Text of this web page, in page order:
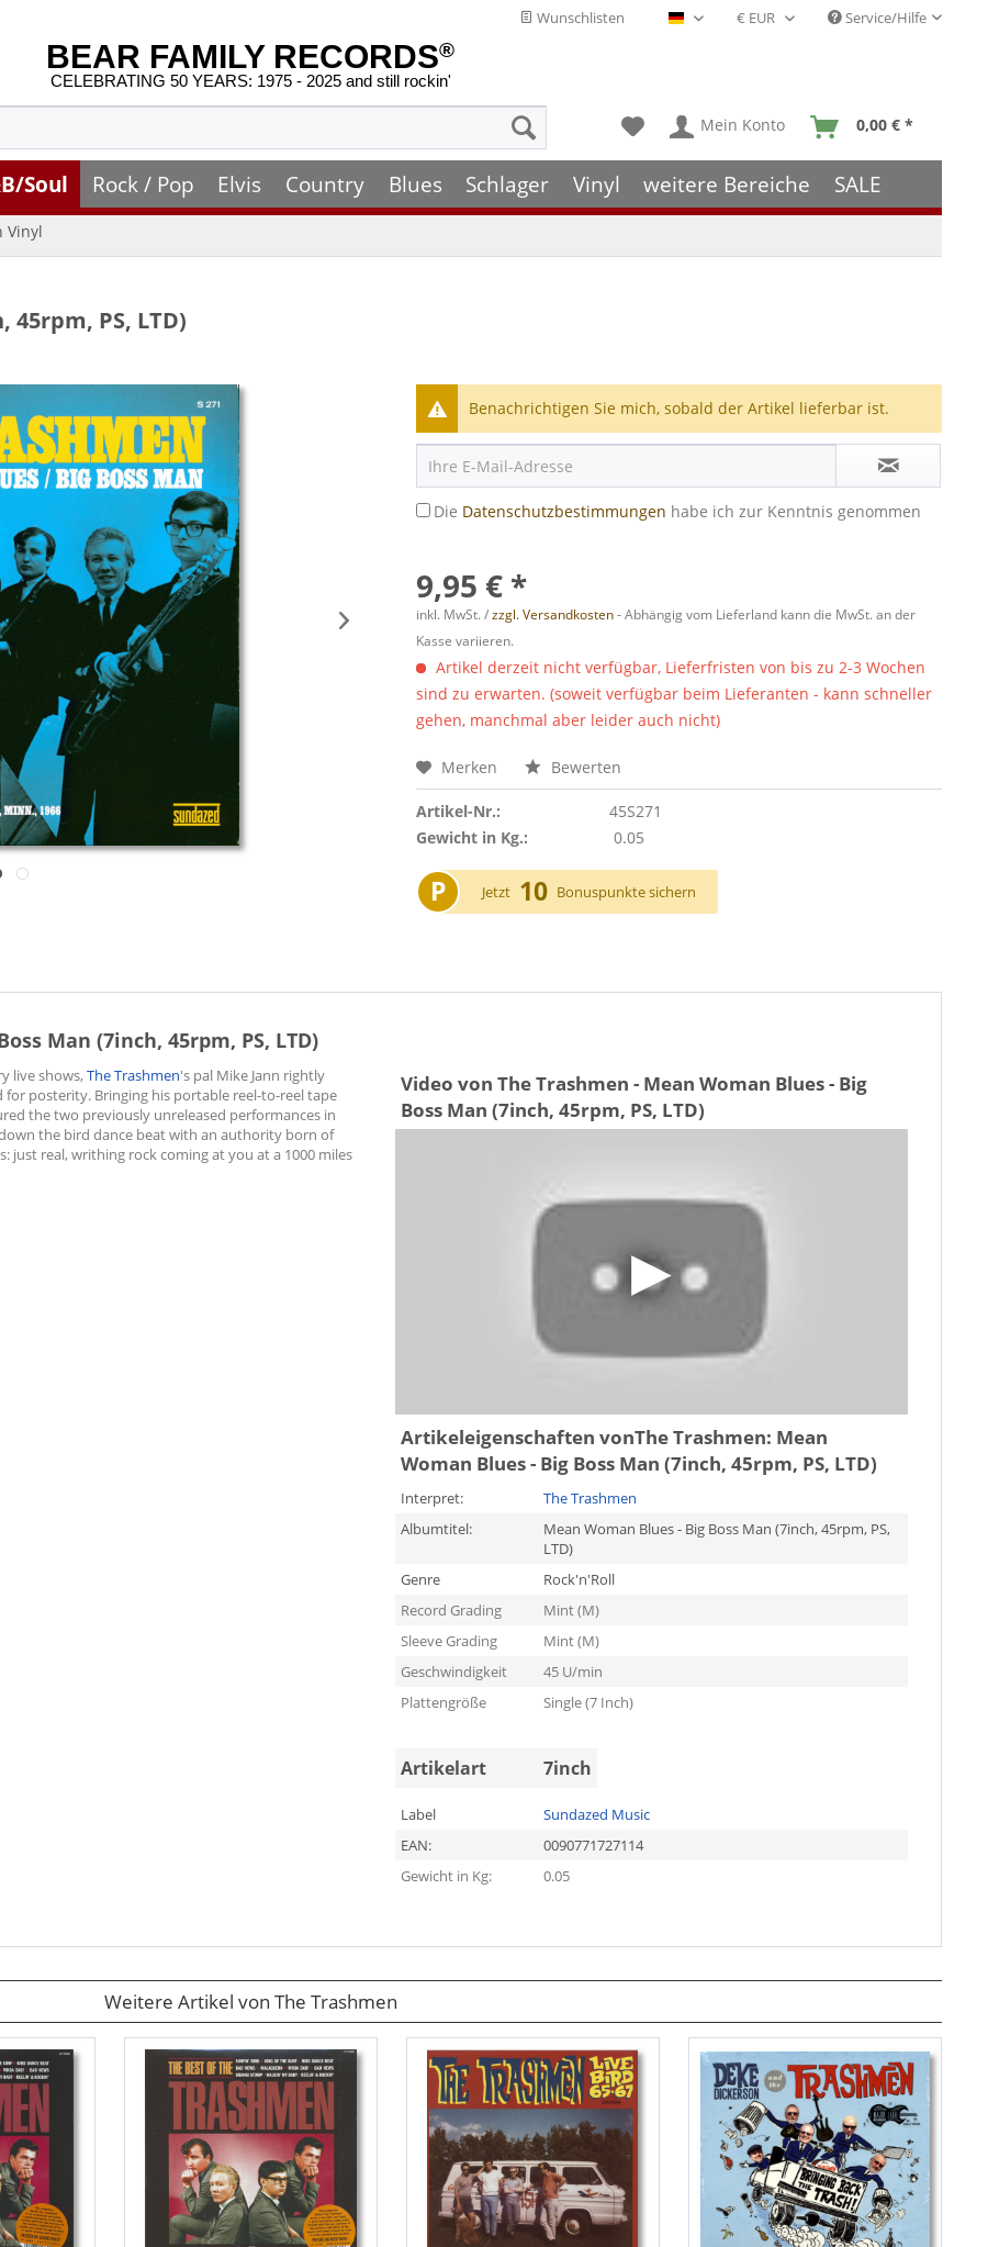
Wunschlisten Deutsch - DE Service/Hilfe
BEAR FAMILY RECORDS®
CELEBRATING 50 YEARS: 1975 - 2025 and still rockin'
Mein Konto 0,00 € *
Soul Rock / Pop Elvis Country Blues Schlager Vinyl weitere Bereiche SALE
Vinyl
45rpm, PS, LTD)
Benachrichtigen Sie mich, sobald der Artikel lieferbar ist.
Die Datenschutzbestimmungen habe ich zur Kenntnis genommen
9,95 € *
inkl. MwSt. /zzgl. Versandkosten- Abhängig vom Lieferland kann die MwSt. an der
Kasse variieren.
Artikel derzeit nicht verfügbar, Lieferfristen von bis zu 2-3 Wochen
sind zu erwarten. (soweit verfügbar beim Lieferanten - kann schneller
gehen, manchmal aber leider auch nicht)
Merken Bewerten
Artikel-Nr.:
45S271
Gewicht in Kg.:
0.05
P Jetzt 10 Bonuspunkte sichern
Man (7inch, 45rpm, PS, LTD)
live shows,The Trashmen's pal Mike Jann rightly
posterity. Bringing his portable reel-to-reel tape
the two previously unreleased performances in
the bird dance beat with an authority born of
just real, writhing rock coming at you at a 1000 miles
Video von The Trashmen - Mean Woman Blues - Big
Boss Man (7inch, 45rpm, PS, LTD)
Artikeleigenschaften vonThe Trashmen: Mean
Woman Blues - Big Boss Man (7inch, 45rpm, PS, LTD)
Interpret:
The Trashmen
Albumtitel:
Mean Woman Blues - Big Boss Man (7inch, 45rpm, PS,
LTD)
Genre
Rock'n'Roll
Record Grading
Mint (M)
Sleeve Grading
Mint (M)
Geschwindigkeit
45 U/min
Plattengröße
Single (7 Inch)
Artikelart 7inch
Label
Sundazed Music
EAN:
0090771727114
Gewicht in Kg:
0.05
Weitere Artikel von The Trashmen